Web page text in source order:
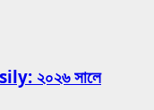
২০২৬ সালে